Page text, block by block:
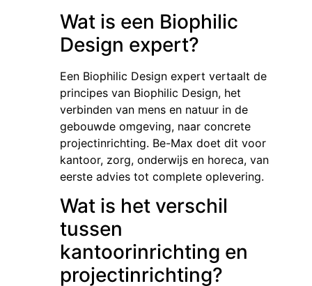
Wat is een Biophilic
Design expert?
Een Biophilic Design expert vertaalt de
principes van Biophilic Design, het
verbinden van mens en natuur in de
gebouwde omgeving, naar concrete
projectinrichting. Be-Max doet dit voor
kantoor, zorg, onderwijs en horeca, van
eerste advies tot complete oplevering.
Wat is het verschil
tussen
kantoorinrichting en
projectinrichting?